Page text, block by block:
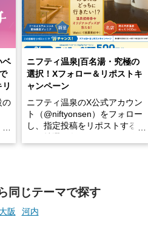
ベ
の
ニフティ温泉|百名湯・究極の
選択！Xフォロー＆リポストキ
ャンペーン
ニフティ温泉のX公式アカウン
ト（@niftyonsen）をフォロー
し、指定投稿をリポストする
同じテーマで探す
阪 河内